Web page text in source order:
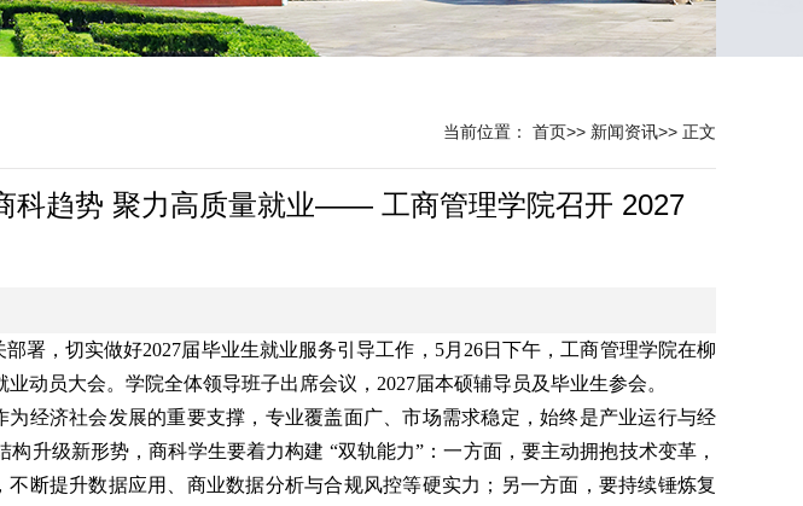
当前位置： 首页>> 新闻资讯>> 正文
科趋势 聚力高质量就业—— 工商管理学院召开 2027
署，切实做好2027届毕业生就业服务引导工作，5月26日下午，工商管理学院在柳
动员大会。学院全体领导班子出席会议，2027届本硕辅导员及毕业生参会。
经济社会发展的重要支撑，专业覆盖面广、市场需求稳定，始终是产业运行与经
升级新形势，商科学生要着力构建 “双轨能力”：一方面，要主动拥抱技术变革，
不断提升数据应用、商业数据分析与合规风控等硬实力；另一方面，要持续锤炼复